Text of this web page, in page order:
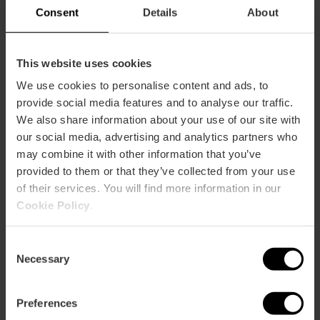
Consent Details About
This website uses cookies
We use cookies to personalise content and ads, to
provide social media features and to analyse our traffic.
We also share information about your use of our site with
our social media, advertising and analytics partners who
may combine it with other information that you’ve
provided to them or that they’ve collected from your use
of their services. You will find more information in our
Cookie Policy
Selection
Necessary
Preferences
Cómo llegar
Bus
Avenida Mare Nostrum, 50 46120 Alboraia